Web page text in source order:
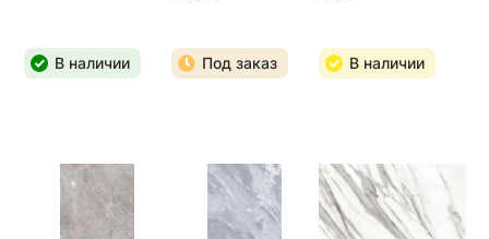
В наличии Под заказ В наличии